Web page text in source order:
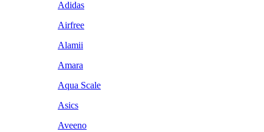
Adidas
Airfree
Alamii
Amara
Aqua Scale
Asics
Aveeno